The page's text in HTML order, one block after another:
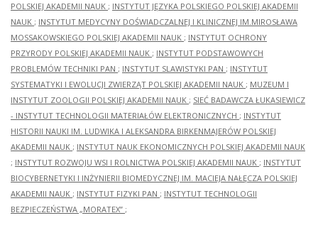
POLSKIEJ AKADEMII NAUK ; INSTYTUT JĘZYKA POLSKIEGO POLSKIEJ AKADEMII
NAUK ; INSTYTUT MEDYCYNY DOŚWIADCZALNEJ I KLINICZNEJ IM.MIROSŁAWA
MOSSAKOWSKIEGO POLSKIEJ AKADEMII NAUK ; INSTYTUT OCHRONY
PRZYRODY POLSKIEJ AKADEMII NAUK ; INSTYTUT PODSTAWOWYCH
PROBLEMÓW TECHNIKI PAN ; INSTYTUT SLAWISTYKI PAN ; INSTYTUT
SYSTEMATYKI I EWOLUCJI ZWIERZĄT POLSKIEJ AKADEMII NAUK ; MUZEUM I
INSTYTUT ZOOLOGII POLSKIEJ AKADEMII NAUK ; SIEĆ BADAWCZA ŁUKASIEWICZ
- INSTYTUT TECHNOLOGII MATERIAŁÓW ELEKTRONICZNYCH ; INSTYTUT
HISTORII NAUKI IM. LUDWIKA I ALEKSANDRA BIRKENMAJERÓW POLSKIEJ
AKADEMII NAUK ; INSTYTUT NAUK EKONOMICZNYCH POLSKIEJ AKADEMII NAUK
; INSTYTUT ROZWOJU WSI I ROLNICTWA POLSKIEJ AKADEMII NAUK ; INSTYTUT
BIOCYBERNETYKI I INŻYNIERII BIOMEDYCZNEJ IM. MACIEJA NAŁĘCZA POLSKIEJ
AKADEMII NAUK ; INSTYTUT FIZYKI PAN ; INSTYTUT TECHNOLOGII
BEZPIECZEŃSTWA „MORATEX” ;